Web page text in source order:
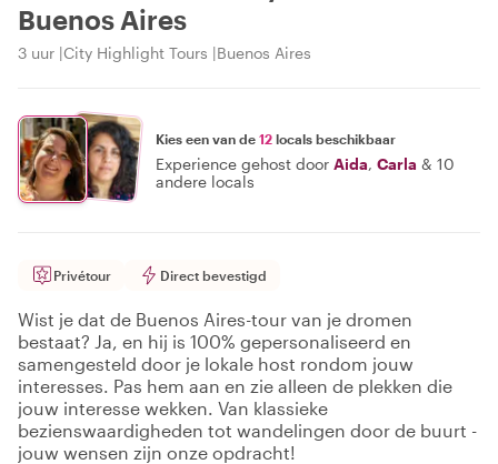
Buenos Aires
3 uur City Highlight Tours Buenos Aires
Kies een van de 12 locals beschikbaar
Experience gehost door Aida, Carla & 10
andere locals
Privétour Direct bevestigd
Wist je dat de Buenos Aires-tour van je dromen
bestaat? Ja, en hij is 100% gepersonaliseerd en
samengesteld door je lokale host rondom jouw
interesses. Pas hem aan en zie alleen de plekken die
jouw interesse wekken. Van klassieke
bezienswaardigheden tot wandelingen door de buurt -
jouw wensen zijn onze opdracht!